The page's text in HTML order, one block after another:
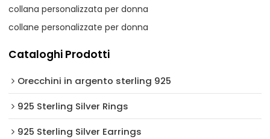
collana personalizzata per donna
collane personalizzate per donna
Cataloghi Prodotti
Orecchini in argento sterling 925
925 Sterling Silver Rings
925 Sterling Silver Earrings